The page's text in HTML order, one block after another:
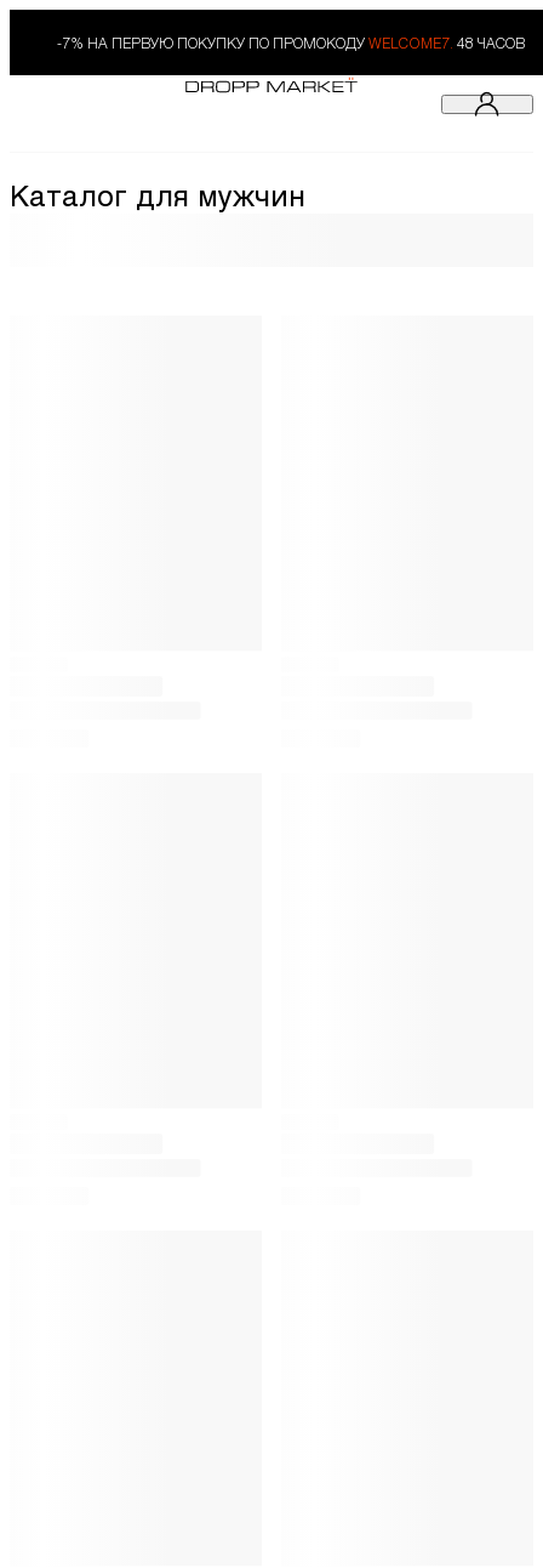
-7% НА ПЕРВУЮ ПОКУПКУ ПО ПРОМОКОДУ WELCOME7. 48 ЧАСОВ
Каталог для мужчин